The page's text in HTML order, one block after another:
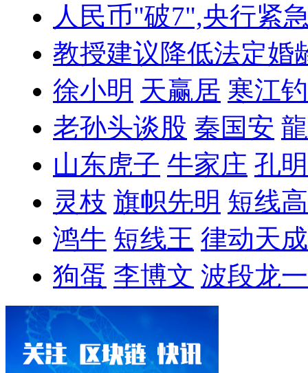
人民币"破7",央行紧
教授建议降低法定婚
徐小明 天赢居 寒江
老孙头谈股 秦国安
山东虎子 牛家庄 孔
灵枝 旗帜先明 短线
鸿牛 短线王 律动天成
狗蛋 李博文 波段龙一